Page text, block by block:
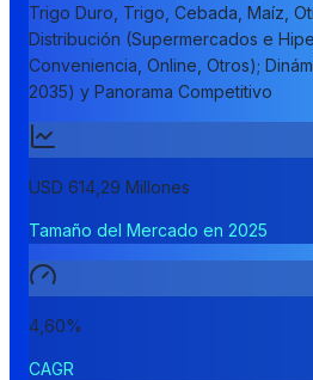
Trigo Duro, Trigo, Cebada, Maíz,
Distribución (Supermercados e
Conveniencia, Online, Otros);
2035) y Panorama Competitivo
USD 614,29 Millones
Tamaño del Mercado en 2025
4,60%
CAGR